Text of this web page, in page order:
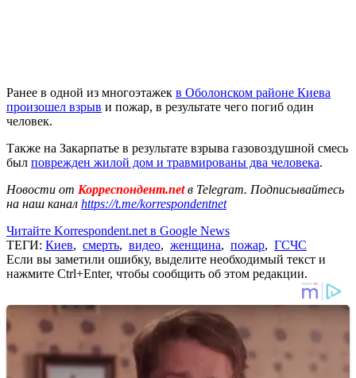
Ранее в одной из многоэтажек в Оболонском районе Киева
произошел взрыв и пожар, в результате чего погиб один
человек.
Также на Закарпатье в результате взрыва газовоздушной смесь
был поврежден жилой дом и травмированы два человека.
Новости от Корреспондент.netв Telegram. Подписывайтесь
на наш канал https://t.me/korrespondentnet
Читайте Korrespondent.net в Google News
ТЕГИ: Киев, смерть, видео, женщина, пожар, ГСЧС
Если вы заметили ошибку, выделите необходимый текст и
нажмите Ctrl+Enter, чтобы сообщить об этом редакции.